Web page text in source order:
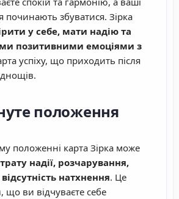
починають збуватися. Зірка
у себе, мати надію та
позитивними емоціями з
успіху, що приходить після
положення
положенні карта Зірка може
надії, розчарування,
натхнення. Це
що ви відчуваєте себе